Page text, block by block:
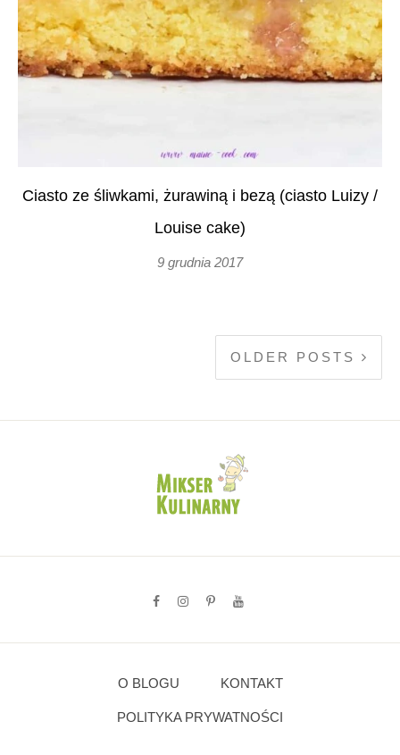
Ciasto ze śliwkami, żurawiną i bezą (ciasto Luizy /
Louise cake)
9 grudnia 2017
OLDER POSTS
O BLOGU KONTAKT
POLITYKA PRYWATNOŚCI